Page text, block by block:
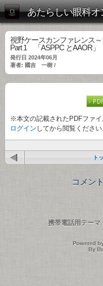
あたらしい眼科
視野ケースカンファレンス
Part 1 「ASPPC とAAOR」
発行日 2024年06月
著者: 國吉 一樹 /
※本文の記載されたPDFファイ
ログイン してから閲覧ください
ト
コメン
携帯電話用テーマ |
Powered
By